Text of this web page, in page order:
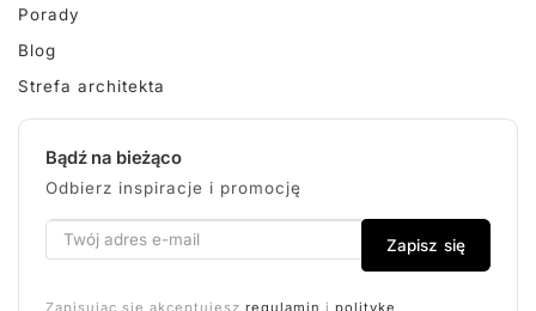
Porady
Blog
Strefa architekta
Bądź na bieżąco
Odbierz inspiracje i promocję
Zapisz się